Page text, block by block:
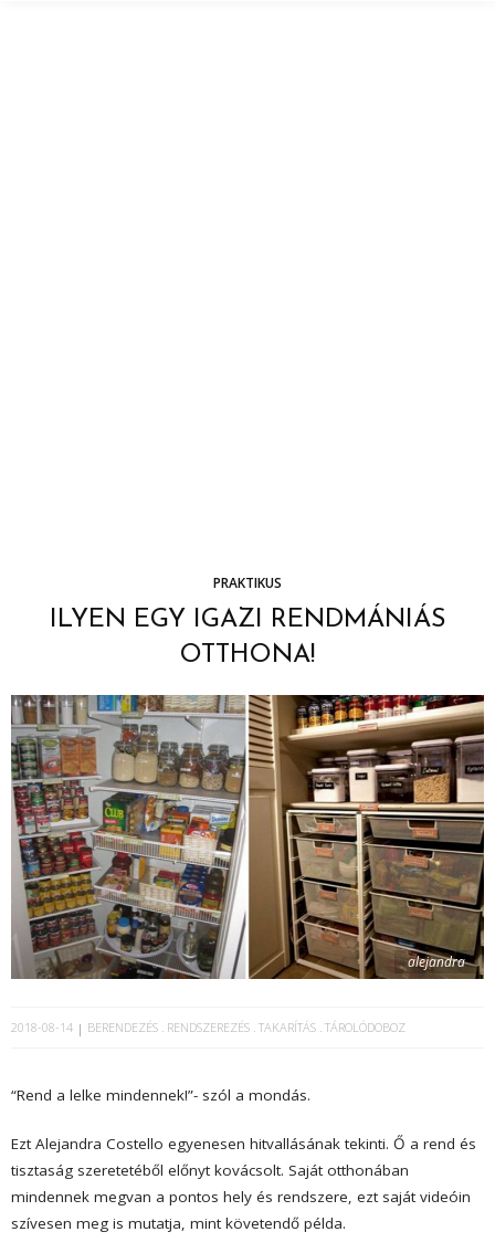
PRAKTIKUS
ILYEN EGY IGAZI RENDMÁNIÁS
OTTHONA!
alejandra
2018-08-14 BERENDEZÉS RENDSZEREZÉS TAKARÍTÁS TÁROLÓDOBOZ
“Rend a lelke mindennek!”- szól a mondás.
Ezt Alejandra Costello egyenesen hitvallásának tekinti. Ő a rend és
tisztaság szeretetéből előnyt kovácsolt. Saját otthonában
mindennek megvan a pontos hely és rendszere, ezt saját videóin
szívesen meg is mutatja, mint követendő példa.